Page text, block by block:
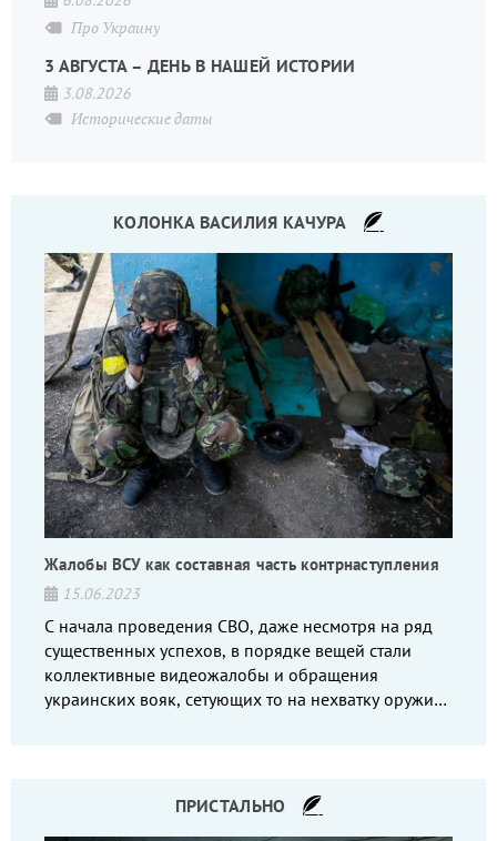
Про Украину
3 АВГУСТА – ДЕНЬ В НАШЕЙ ИСТОРИИ
3.08.2026
Исторические даты
КОЛОНКА ВАСИЛИЯ КАЧУРА
Жалобы ВСУ как составная часть контрнаступления
15.06.2023
С начала проведения СВО, даже несмотря на ряд
существенных успехов, в порядке вещей стали
коллективные видеожалобы и обращения
украинских вояк, сетующих то на нехватку оружия,
ПРИСТАЛЬНО